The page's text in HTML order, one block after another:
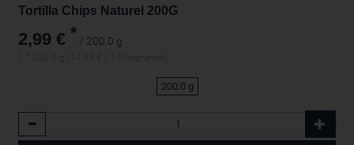
Tortilla Chips Naturel 200G
2,99 € * / 200.0 g
200.0 g